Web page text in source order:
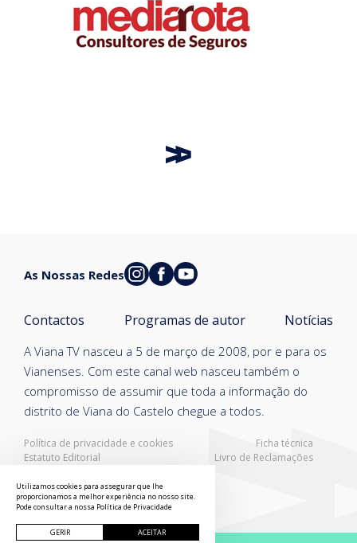
Política de privacidade e cookies
Ficha técnica
Estatuto Editorial
Livro de Reclamações
A Viana TV nasceu a 5 de março de 2008, por e para os
Vianenses. Com este canal web nasceu também o
compromisso de assumir que toda a informação do
distrito de Viana do Castelo chegue a todos.
Contactos Programas de autor Notícias
As Nossas Redes
Utilizamos cookies para assegurar que lhe
proporcionamos a melhor experiência no nosso site.
Pode consultar a nossa Política de Privacidade
GERIR ACEITAR